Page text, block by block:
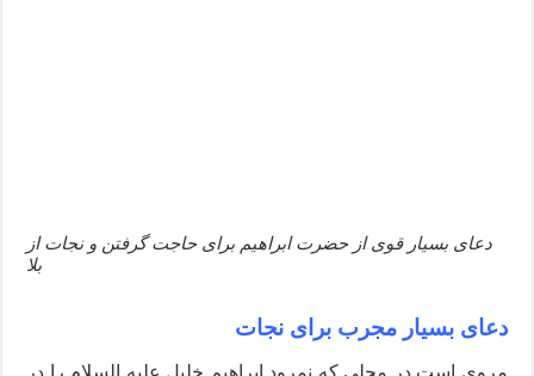
دعای بسیار قوی از حضرت ابراهیم برای حاجت گرفتن و نجات از
بلا
دعاى بسیار مجرب برای نجات
مروى است در محلى كه نمرود ابراهيم خليل عليه السلام را در